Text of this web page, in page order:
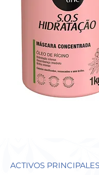
ACTIVOS PRINCIPALES